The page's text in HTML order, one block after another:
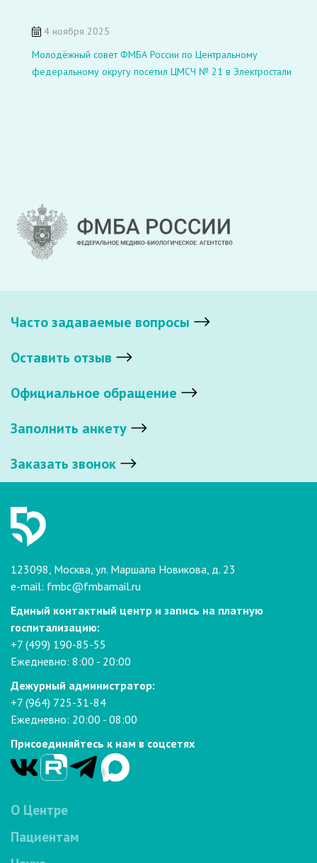
4 ноября 2025
Молодёжный совет ФМБА России по Центральному
федеральному округу посетил ЦМСЧ № 21 в Электростали
Часто задаваемые вопросы
Оставить отзыв
Официальное обращение
Заполнить анкету
Заказать звонок
123098, Москва, ул. Маршала Новикова, д. 23
e-mail: fmbc@fmbamail.ru
Единый контактный центр и запись на платную
госпитализацию:
+7 (499) 190-85-55
Ежедневно: 8:00 - 20:00
Дежурный администратор:
+7 (964) 725-31-84
Ежедневно: 20:00 - 08:00
Присоединяйтесь к нам в соцсетях
О Центре
Пациентам